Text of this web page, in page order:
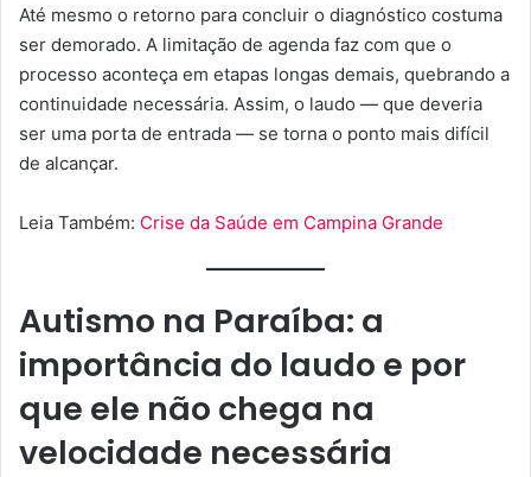
Até mesmo o retorno para concluir o diagnóstico costuma
ser demorado. A limitação de agenda faz com que o
processo aconteça em etapas longas demais, quebrando a
continuidade necessária. Assim, o laudo — que deveria
ser uma porta de entrada — se torna o ponto mais difícil
de alcançar.
Leia Também: Crise da Saúde em Campina Grande
Autismo na Paraíba: a
importância do laudo e por
que ele não chega na
velocidade necessária